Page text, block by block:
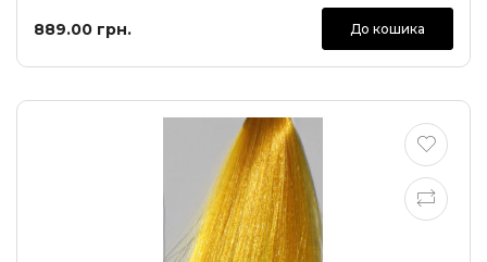
889.00 грн. До кошика